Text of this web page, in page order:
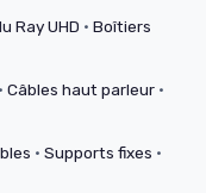
Ray UHD · Boîtiers
· Câbles haut parleur ·
· Supports fixes ·